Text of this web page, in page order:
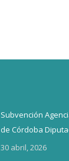
Subvención
de Córdoba
30 abril, 2026